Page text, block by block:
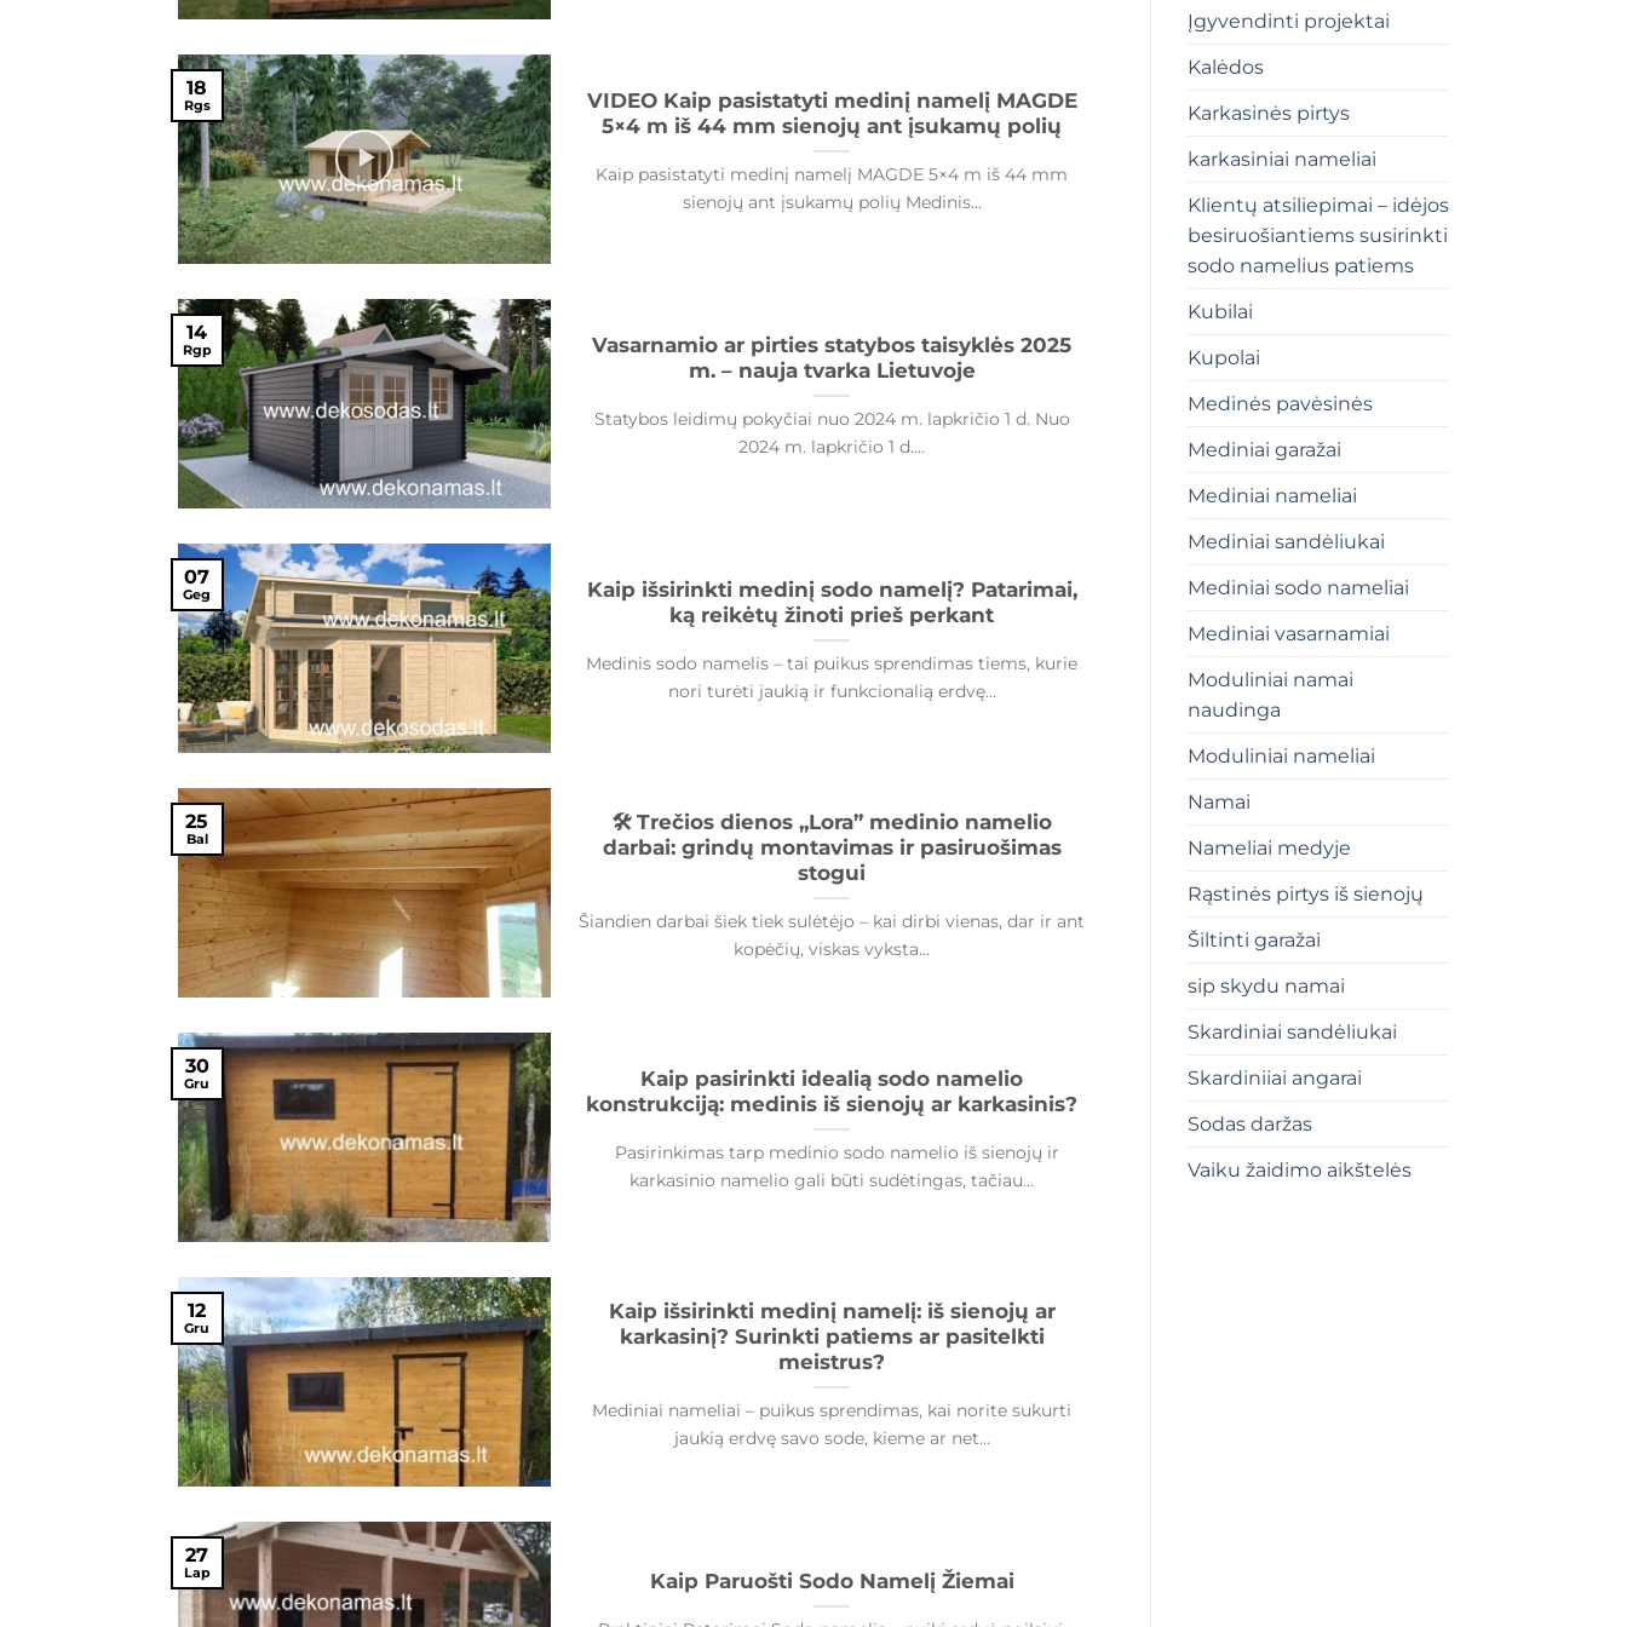
VIDEO Kaip pasistatyti medinį namelį MAGDE
5×4 m iš 44 mm sienojų ant įsukamų polių
Kaip pasistatyti medinį namelį MAGDE 5×4 m iš 44 mm
sienojų ant įsukamų polių Medinis...
18
Rgs
Vasarnamio ar pirties statybos taisyklės 2025
m. – nauja tvarka Lietuvoje
Statybos leidimų pokyčiai nuo 2024 m. lapkričio 1 d. Nuo
2024 m. lapkričio 1 d....
14
Rgp
Kaip išsirinkti medinį sodo namelį? Patarimai,
ką reikėtų žinoti prieš perkant
Medinis sodo namelis – tai puikus sprendimas tiems, kurie
nori turėti jaukią ir funkcionalią erdvę...
07
Geg
🛠️ Trečios dienos „Lora” medinio namelio
darbai: grindų montavimas ir pasiruošimas
stogui
Šiandien darbai šiek tiek sulėtėjo – kai dirbi vienas, dar ir ant
kopėčių, viskas vyksta...
25
Bal
Kaip pasirinkti idealią sodo namelio
konstrukciją: medinis iš sienojų ar karkasinis?
Pasirinkimas tarp medinio sodo namelio iš sienojų ir
karkasinio namelio gali būti sudėtingas, tačiau...
30
Gru
Kaip išsirinkti medinį namelį: iš sienojų ar
karkasinį? Surinkti patiems ar pasitelkti
meistrus?
Mediniai nameliai – puikus sprendimas, kai norite sukurti
jaukią erdvę savo sode, kieme ar net...
12
Gru
Kaip Paruošti Sodo Namelį Žiemai
27
Lap
Įgyvendinti projektai
Kalėdos
Karkasinės pirtys
karkasiniai nameliai
Klientų atsiliepimai – idėjos
besiruošiantiems susirinkti
sodo namelius patiems
Kubilai
Kupolai
Medinės pavėsinės
Mediniai garažai
Mediniai nameliai
Mediniai sandėliukai
Mediniai sodo nameliai
Mediniai vasarnamiai
Moduliniai namai
naudinga
Moduliniai nameliai
Namai
Nameliai medyje
Rąstinės pirtys iš sienojų
Šiltinti garažai
sip skydu namai
Skardiniai sandėliukai
Skardiniiai angarai
Sodas daržas
Vaiku žaidimo aikštelės